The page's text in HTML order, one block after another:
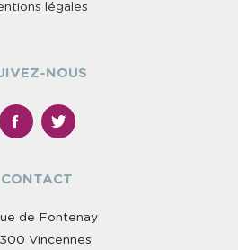
légales
NOUS
CONTACT
de Fontenay
Vincennes